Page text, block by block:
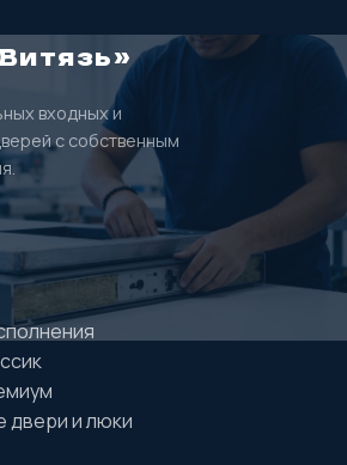
входных и
с собственным
двери и люки